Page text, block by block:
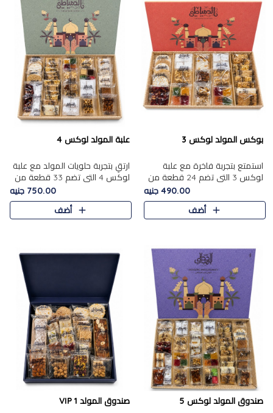
بوكس المولد لوكس 3
استمتع بتجربة فاخرة مع علبة
لوكس 3 التي تضم 24 قطعة من
أشهر حلويات المولد الشرقية
المختارة بعناية. تحتوي التشكيلة
على الجزرية بالفول، والملب..
490.00 جنيه
أضف
علبة المولد لوكس 4
ارتقِ بتجربة حلويات المولد مع علبة
لوكس 4 التي تضم 33 قطعة من
تشكيلة فاخرة ومتنوعة من أشهر
الأصناف الشرقية. تحتوي العلبة على
الجزرية بالفول،..
750.00 جنيه
أضف
صندوق المولد لوكس 5 صندوق المولد VIP 1